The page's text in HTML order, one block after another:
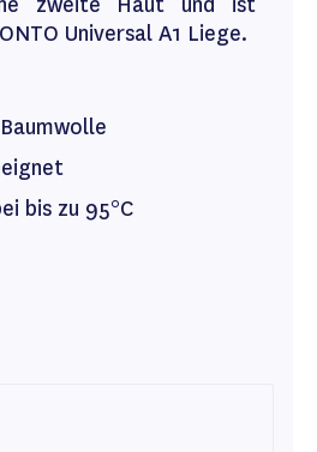
Universal A1 Liege.
bis zu 95°C